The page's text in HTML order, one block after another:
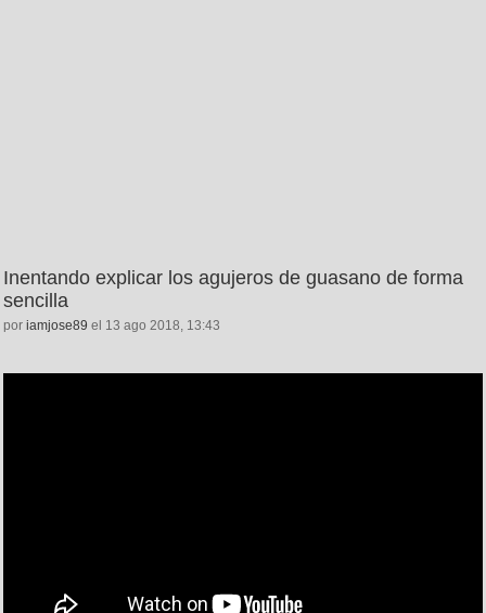
Inentando explicar los agujeros de guasano de forma
sencilla
por iamjose89 el 13 ago 2018, 13:43